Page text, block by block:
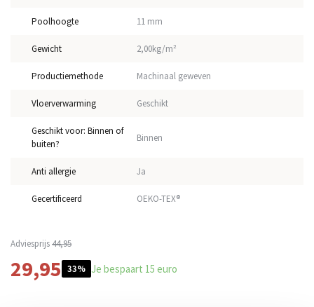
Adviesprijs44,95
29,95 33% Je bespaart 15 euro
Poolhoogte 11 mm
Gewicht 2,00kg/m²
Productiemethode Machinaal geweven
Vloerverwarming Geschikt
Geschikt voor: Binnen of
buiten?
Binnen
Anti allergie Ja
Gecertificeerd OEKO-TEX®